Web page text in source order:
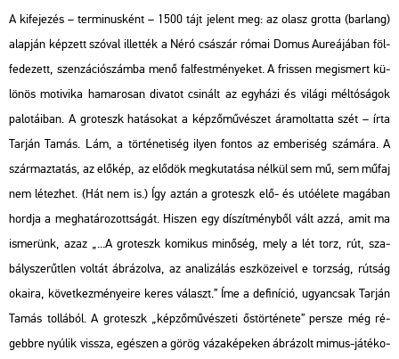
A ki­fe­je­zés – ter­mi­nus­ként – 1500 tájt je­lent meg: az olasz grot­ta (bar­lang)
alap­ján kép­zett szó­val il­let­ték a Néró csá­szár római Domus Au­re­á­já­ban föl­
fe­de­zett, szen­zá­ció­szám­ba menő fal­fest­mé­nye­ket. A fris­sen meg­is­mert kü­
lö­nös mo­ti­vi­ka ha­ma­ro­san di­va­tot csi­nált az egy­há­zi és vi­lá­gi mél­tó­sá­gok
pa­lo­tá­i­ban. A gro­teszk ha­tá­so­kat a kép­ző­mű­vé­szet ára­mol­tat­ta szét – írta
Tar­ján Tamás. Lám, a tör­té­ne­ti­ség ilyen fon­tos az em­be­ri­ség szá­má­ra. A
szár­maz­ta­tás, az elő­kép, az elő­dök meg­ku­ta­tá­sa nél­kül sem mű, sem műfaj
nem lé­tez­het. (Hát nem is.) Így aztán a gro­teszk elő- és utó­éle­te ma­gá­ban
hord­ja a meg­ha­tá­ro­zott­sá­gát. Hi­szen egy dí­szít­mény­ből vált azzá, amit ma
is­me­rünk, azaz „...A gro­teszk ko­mi­kus mi­nő­ség, mely a lét torz, rút, sza­
bály­sze­rűt­len vol­tát áb­rá­zol­va, az ana­li­zá­lás esz­kö­ze­i­vel e torz­ság, rút­ság
oka­i­ra, kö­vet­kez­mé­nye­i­re keres vá­laszt.” Íme a de­fi­ní­ció, ugyan­csak Tar­ján
Tamás tol­lá­ból. A gro­teszk „kép­ző­mű­vé­sze­ti ős­tör­té­ne­te” per­sze még ré­
gebb­re nyú­lik vissza, egé­szen a görög vá­za­ké­pe­ken áb­rá­zolt mimus-já­té­ko­